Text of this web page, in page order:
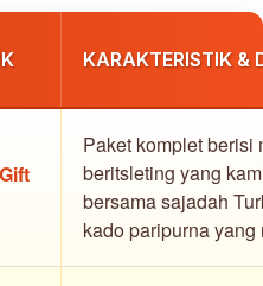
KARAKTERISTIK &
Paket komplet berisi
beritsleting yang
bersama sajadah
kado paripurna yang